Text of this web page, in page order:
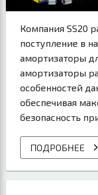
Компания SS20
поступление в
амортизаторы
амортизаторы
особенностей
обеспечивая
безопасность
ПОДРОБНЕЕ